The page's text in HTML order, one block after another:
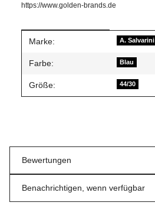
https://www.golden-brands.de
Produkteigenschaft
Wert
Marke: A. Salvarini
Farbe: Blau
Größe: 44/30
Bewertungen
Benachrichtigen, wenn verfügbar